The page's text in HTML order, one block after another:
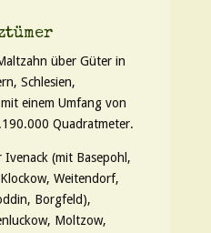
über Güter in
Schlesien,
einem Umfang von
Quadratmeter.
(mit Basepohl,
Weitendorf,
Borgfeld),
Moltzow,